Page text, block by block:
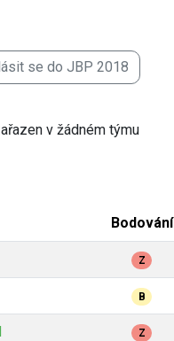
se do JBP 2018
v žádném týmu
Bodování
Z
B
Z